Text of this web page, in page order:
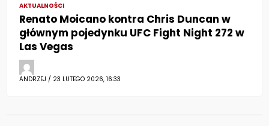
AKTUALNOŚCI
Renato Moicano kontra Chris Duncan w
głównym pojedynku UFC Fight Night 272 w
Las Vegas
ANDRZEJ / 23 LUTEGO 2026, 16:33